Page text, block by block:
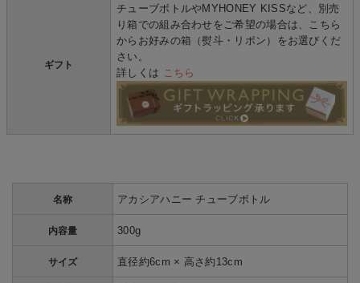
ギフト
チューブボトルやMYHONEY KISSなど、別売
り箱での組み合わせをご希望の場合は、こちら
からお好みの箱（熨斗・リボン）をお選びくだ
さい。
詳しくは こちら
名称 アカシアハニー チューブボトル
内容量 300g
サイズ 直径約6cm × 高さ約13cm